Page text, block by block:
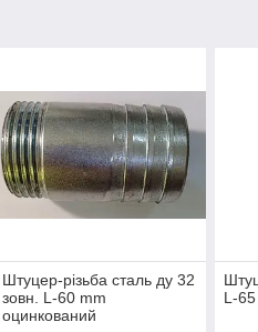
Штуцер-різьба сталь ду 32
зовн. L-60 mm
оцинкований
L-